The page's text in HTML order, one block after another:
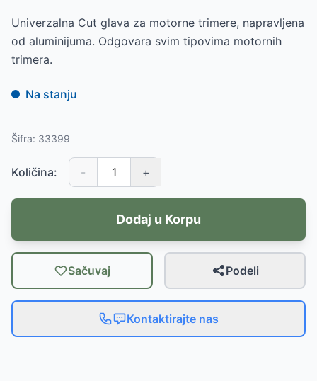
Univerzalna Cut glava za motorne trimere, napravljena
od aluminijuma. Odgovara svim tipovima motornih
trimera.
Na stanju
Šifra: 33399
Količina: - +
Dodaj u Korpu
Sačuvaj Podeli
Kontaktirajte nas